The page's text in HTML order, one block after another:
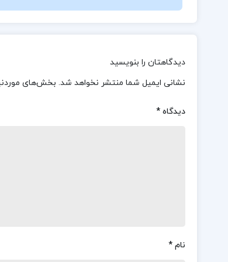
دیدگاهتان را بنویسید
نشانی ایمیل شما منتشر نخواهد شد. بخش‌های
دیدگاه*
نام*